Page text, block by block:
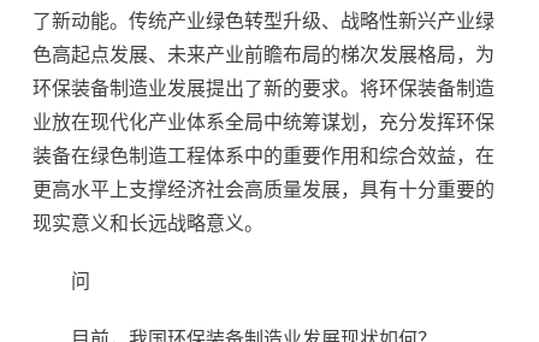
了新动能。传统产业绿色转型升级、战略性新兴产业绿
色高起点发展、未来产业前瞻布局的梯次发展格局，为
环保装备制造业发展提出了新的要求。将环保装备制造
业放在现代化产业体系全局中统筹谋划，充分发挥环保
装备在绿色制造工程体系中的重要作用和综合效益，在
更高水平上支撑经济社会高质量发展，具有十分重要的
现实意义和长远战略意义。
问